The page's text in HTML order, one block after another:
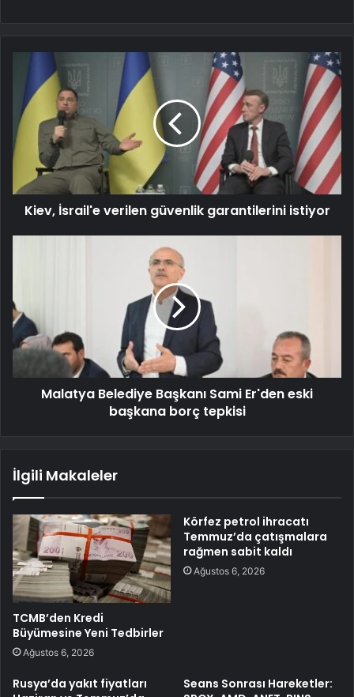
Kiev, İsrail'e verilen güvenlik garantilerini istiyor
Malatya Belediye Başkanı Sami Er'den eski
başkana borç tepkisi
İlgili Makaleler
TCMB’den Kredi
Büyümesine Yeni Tedbirler
Ağustos 6, 2026
Körfez petrol ihracatı
Temmuz’da çatışmalara
rağmen sabit kaldı
Ağustos 6, 2026
Rusya’da yakıt fiyatları
Seans Sonrası Hareketler: